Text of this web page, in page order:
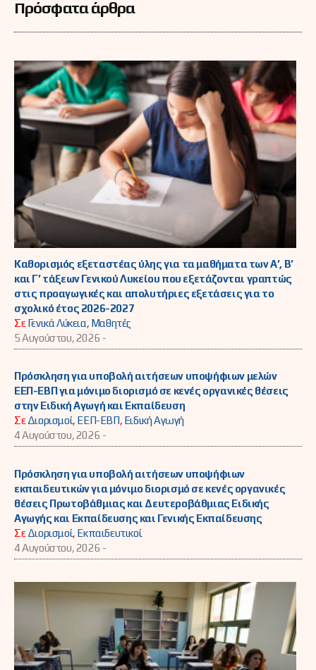
Πρόσφατα άρθρα
Καθορισμός εξεταστέας ύλης για τα μαθήματα των Α’, Β’
και Γ’ τάξεων Γενικού Λυκείου που εξετάζονται γραπτώς
στις προαγωγικές και απολυτήριες εξετάσεις για το
σχολικό έτος 2026-2027
ΣεΓενικά Λύκεια, Μαθητές
5 Αυγούστου, 2026 -
Πρόσκληση για υποβολή αιτήσεων υποψήφιων μελών
ΕΕΠ-ΕΒΠ για μόνιμο διορισμό σε κενές οργανικές θέσεις
στην Ειδική Αγωγή και Εκπαίδευση
ΣεΔιορισμοί, ΕΕΠ-ΕΒΠ, Ειδική Αγωγή
4 Αυγούστου, 2026 -
Πρόσκληση για υποβολή αιτήσεων υποψήφιων
εκπαιδευτικών για μόνιμο διορισμό σε κενές οργανικές
θέσεις Πρωτοβάθμιας και Δευτεροβάθμιας Ειδικής
Αγωγής και Εκπαίδευσης και Γενικής Εκπαίδευσης
ΣεΔιορισμοί, Εκπαιδευτικοί
4 Αυγούστου, 2026 -